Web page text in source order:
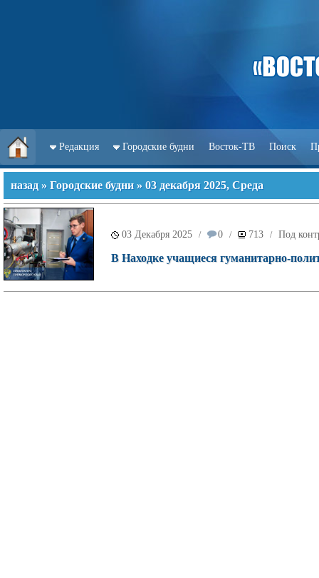
Редакция Городские будни Восток-ТВ Поиск
назад » Городские будни » 03 декабря 2025, Среда
03 Декабря 2025 / 0 / 713 / Под
В Находке учащиеся гуманитарно-